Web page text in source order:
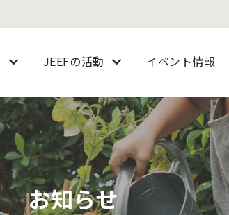
JEEFの活動 イベント情報
お知らせ